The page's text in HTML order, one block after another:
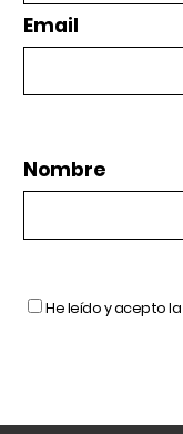
Email
Nombre
He leído y acepto la